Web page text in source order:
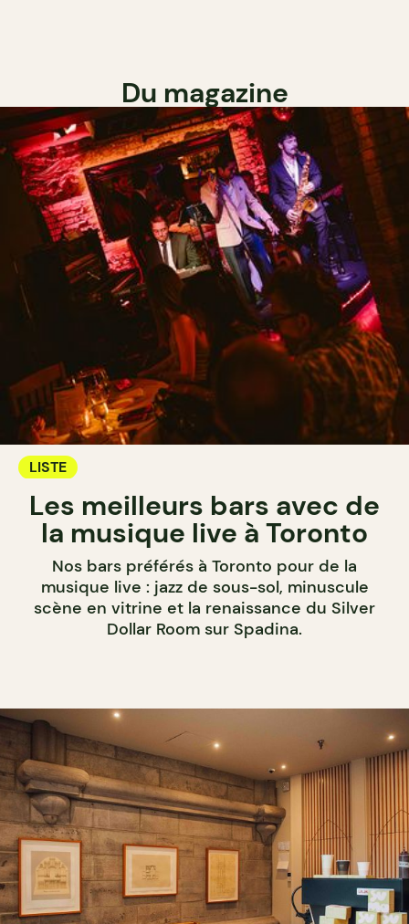
Du magazine
LISTE
Les meilleurs bars avec de
la musique live à Toronto
Nos bars préférés à Toronto pour de la
musique live : jazz de sous-sol, minuscule
scène en vitrine et la renaissance du Silver
Dollar Room sur Spadina.